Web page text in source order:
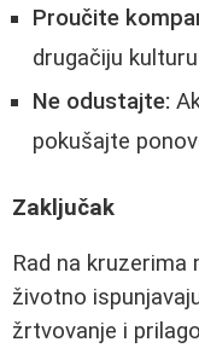
Proučite
drugačiju
Ne odustajte:
pokušajte
Zaključak
Rad na
životno
žrtvovanje i